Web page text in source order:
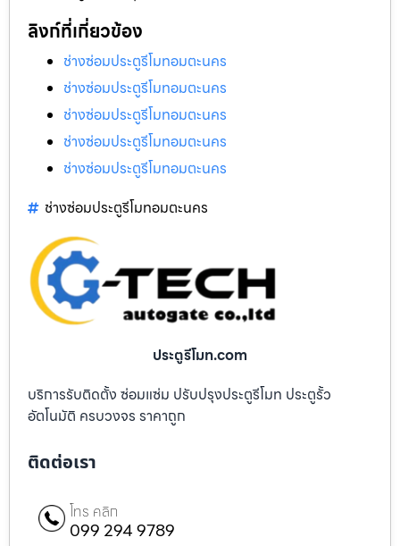
ลิงก์ที่เกี่ยวข้อง
ช่างซ่อมประตูรีโมทอมตะนคร
ช่างซ่อมประตูรีโมทอมตะนคร
ช่างซ่อมประตูรีโมทอมตะนคร
ช่างซ่อมประตูรีโมทอมตะนคร
ช่างซ่อมประตูรีโมทอมตะนคร
ช่างซ่อมประตูรีโมทอมตะนคร
ประตูรีโมท.com
บริการรับติดตั้ง ซ่อมแซ่ม ปรับปรุงประตูรีโมท ประตูรั้ว
อัตโนมัติ ครบวงจร ราคาถูก
ติดต่อเรา
โทร คลิก
099 294 9789